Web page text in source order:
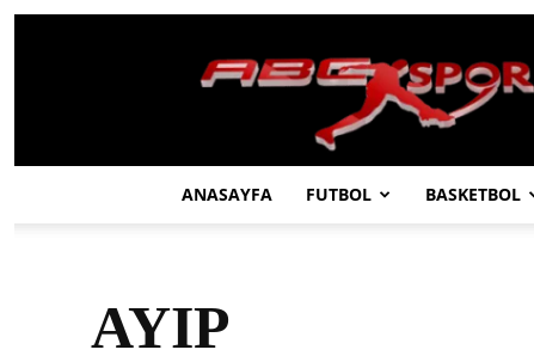
ABC
SPOR
ANASAYFA FUTBOL BASKETBOL
AYIP